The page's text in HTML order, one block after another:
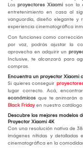
Los proyectores Xiaomi son la
entretenimiento en casa al
vanguardia, diseño elegante y
experiencia cinematográfica
Con funciones como
por voz, podrás ajustar la
aprovecha en adquirir un
Inclusive, te alcanzará para
compras.
Encuentra un proyector Xiaomi
Si quieres conseguir
lugar correcto. Acá,
económicos que te animarán
Black Fridayen nuestro catálogo
Descubre los mejores modelos
Proyector Xiaomi 4K
Con una resolución nativa de
imágenes nítidas y detalladas
cinematográfica en la